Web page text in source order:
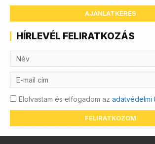
AJÁNLATKÉRÉS
HÍRLEVÉL FELIRATKOZÁS
Elolvastam és elfogadom az adatvédelmi
FELIRATKOZOM